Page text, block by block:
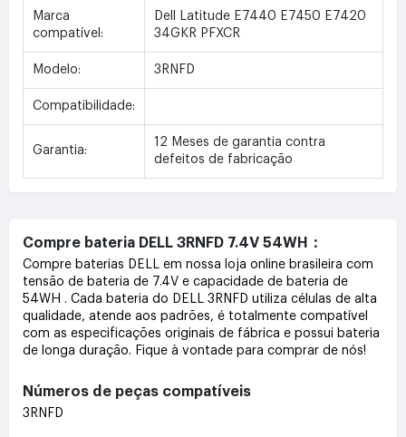
Marca
compatível:
Dell Latitude E7440 E7450 E7420
34GKR PFXCR
Modelo: 3RNFD
Compatibilidade:
Garantia:
12 Meses de garantia contra
defeitos de fabricação
Compre bateria DELL 3RNFD 7.4V 54WH：
Compre baterias DELL em nossa loja online brasileira com
tensão de bateria de 7.4V e capacidade de bateria de
54WH . Cada bateria do DELL 3RNFD utiliza células de alta
qualidade, atende aos padrões, é totalmente compatível
com as especificações originais de fábrica e possui bateria
de longa duração. Fique à vontade para comprar de nós!
Números de peças compatíveis
3RNFD